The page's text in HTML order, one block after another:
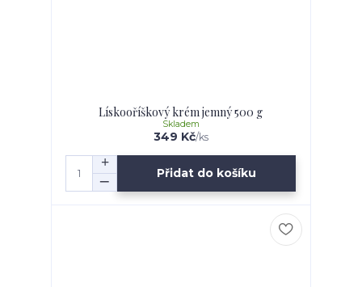
Lískooříškový krém jemný 500 g
349 Kč/ks
Skladem
Přidat do košíku